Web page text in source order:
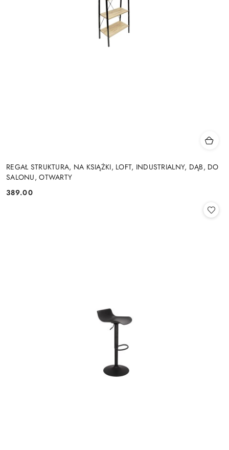
REGAŁ STRUKTURA, NA KSIĄŻKI, LOFT, INDUSTRIALNY, DĄB, DO
SALONU, OTWARTY
Cena:
389.00